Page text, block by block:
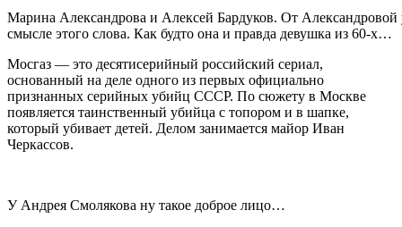
Марина Александрова и Алексей Бардуков. От Александровой
смысле этого слова. Как будто она и правда девушка из 60-х…
Мосгаз — это десятисерийный российский сериал,
основанный на деле одного из первых официально
признанных серийных убийц СССР. По сюжету в Москве
появляется таинственный убийца с топором и в шапке,
который убивает детей. Делом занимается майор Иван
Черкассов.
У Андрея Смолякова ну такое доброе лицо…